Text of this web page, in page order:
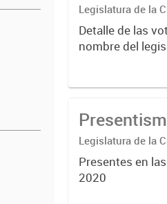
Legislatura de la
Detalle de las
nombre del
Legislatura de la
Presentes en
2020